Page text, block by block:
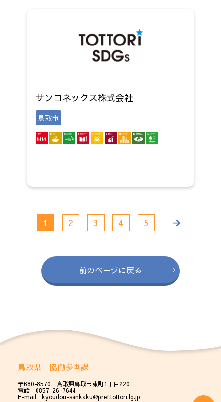
サンコネックス株式会社
鳥取市
1 2 3 4 5 ...
前のページに戻る
鳥取県 協働参画課
〒680-8570 鳥取県鳥取市東町1丁目220
電話 0857-26-7644
E-mail kyoudou-sankaku@pref.tottori.lg.jp